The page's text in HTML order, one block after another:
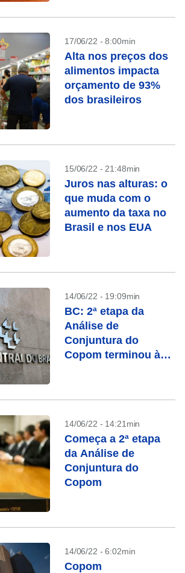
17/06/22 - 8:00min
Alta nos preços dos
alimentos impacta
orçamento de 93%
dos brasileiros
15/06/22 - 21:48min
Juros nas alturas: o
que muda com o
aumento da taxa no
Brasil e nos EUA
14/06/22 - 19:09min
BC: 2ª etapa da
Análise de
Conjuntura do
Copom terminou às
14/06/22 - 14:21min
Começa a 2ª etapa
da Análise de
Conjuntura do
Copom
14/06/22 - 6:02min
Copom